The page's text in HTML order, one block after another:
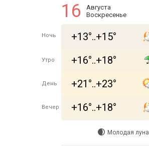
16
Августа
Воскресенье
Ночь +13°..+15°
Утро +16°..+18°
День +21°..+23°
Вечер +16°..+18°
Молодая луна